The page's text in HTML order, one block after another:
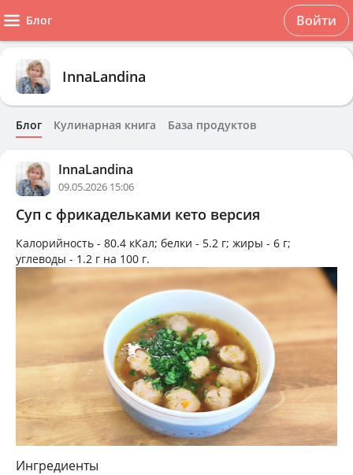
Блог Войти
InnaLandina
Блог Кулинарная книга База продуктов
InnaLandina
09.05.2026 15:06
Суп с фрикадельками кето версия
Калорийность - 80.4 кКал; белки - 5.2 г; жиры - 6 г;
углеводы - 1.2 г на 100 г.
Ингредиенты